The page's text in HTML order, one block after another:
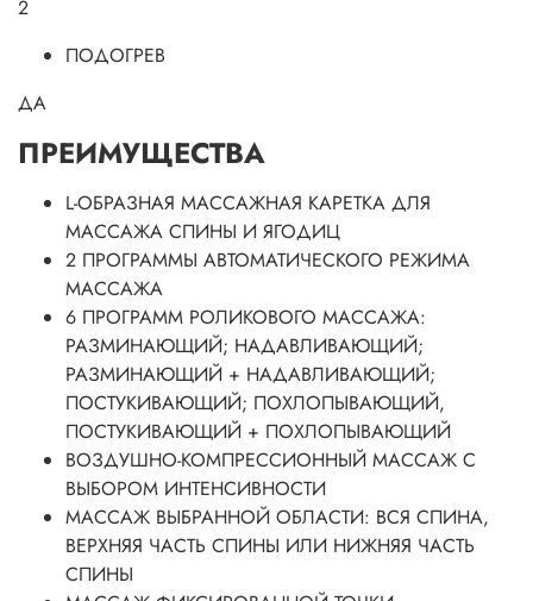
2
ПОДОГРЕВ
ДА
ПРЕИМУЩЕСТВА
L-ОБРАЗНАЯ МАССАЖНАЯ КАРЕТКА ДЛЯ
МАССАЖА СПИНЫ И ЯГОДИЦ
2 ПРОГРАММЫ АВТОМАТИЧЕСКОГО РЕЖИМА
МАССАЖА
6 ПРОГРАММ РОЛИКОВОГО МАССАЖА:
РАЗМИНАЮЩИЙ; НАДАВЛИВАЮЩИЙ;
РАЗМИНАЮЩИЙ + НАДАВЛИВАЮЩИЙ;
ПОСТУКИВАЮЩИЙ; ПОХЛОПЫВАЮЩИЙ,
ПОСТУКИВАЮЩИЙ + ПОХЛОПЫВАЮЩИЙ
ВОЗДУШНО-КОМПРЕССИОННЫЙ МАССАЖ С
ВЫБОРОМ ИНТЕНСИВНОСТИ
МАССАЖ ВЫБРАННОЙ ОБЛАСТИ: ВСЯ СПИНА,
ВЕРХНЯЯ ЧАСТЬ СПИНЫ ИЛИ НИЖНЯЯ ЧАСТЬ
СПИНЫ